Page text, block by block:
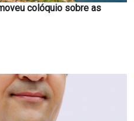
colóquio sobre as